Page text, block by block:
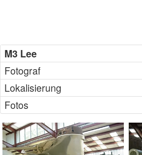
M3 Lee
Fotograf
Lokalisierung
Fotos